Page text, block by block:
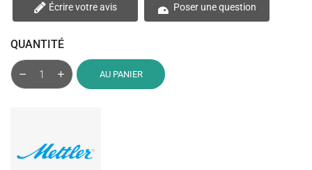
Écrire votre avis Poser une question
QUANTITÉ
AU PANIER